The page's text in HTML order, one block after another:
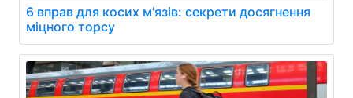
6 вправ для косих м'язів: секрети досягнення
міцного торсу